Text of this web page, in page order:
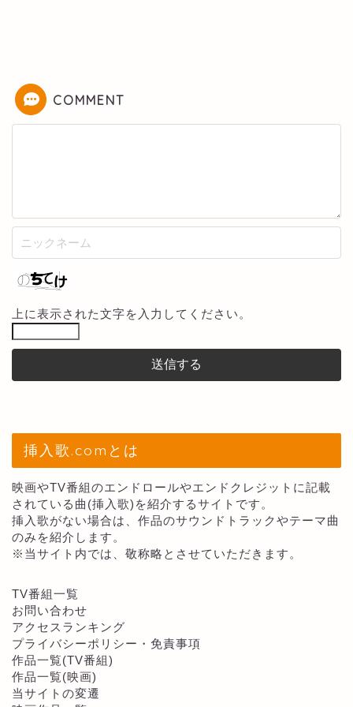
COMMENT
上に表示された文字を入力してください。
挿入歌.comとは
映画やTV番組のエンドロールやエンドクレジットに記載
されている曲(挿入歌)を紹介するサイトです。
挿入歌がない場合は、作品のサウンドトラックやテーマ曲
のみを紹介します。
※当サイト内では、敬称略とさせていただきます。
TV番組一覧
お問い合わせ
アクセスランキング
プライバシーポリシー・免責事項
作品一覧(TV番組)
作品一覧(映画)
当サイトの変遷